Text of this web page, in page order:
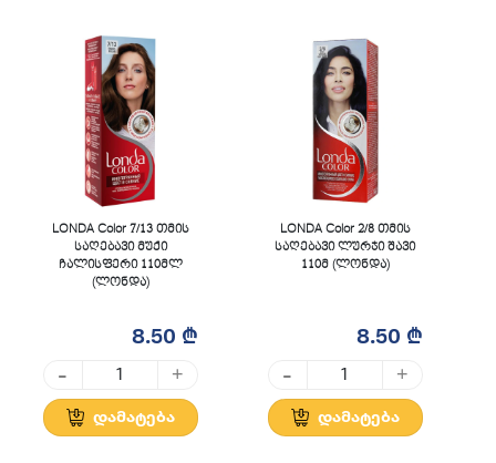
LONDA Color 7/13 თმის
საღებავი მუქი
ჩალისფერი 110მლ
(ლონდა)
8.50 ₾
- +
დამატება
LONDA Color 2/8 თმის
საღებავი ლურჯი შავი
110მ (ლონდა)
8.50 ₾
- +
დამატება